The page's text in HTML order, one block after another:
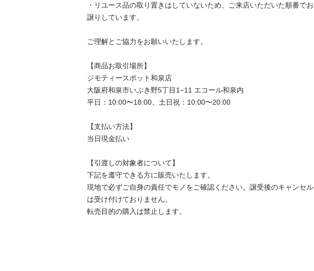
・リユース品の取り置きはしていないため、ご来店いただいた順番でお
譲りしています。
ご理解とご協力をお願いいたします。
【商品お取引場所】
ジモティースポット和泉店
大阪府和泉市いぶき野5丁目1−11 エコール和泉内
平日：10:00〜18:00、土日祝：10:00〜20:00
【⽀払い⽅法】
当日現金払い
【引渡しの対象者について】
下記を遵守できる⽅に販売いたします。
現地で必ずご⾃⾝の責任でモノをご確認ください。譲受後のキャンセル
は受け付けておりません。
転売⽬的の購⼊は禁⽌します。